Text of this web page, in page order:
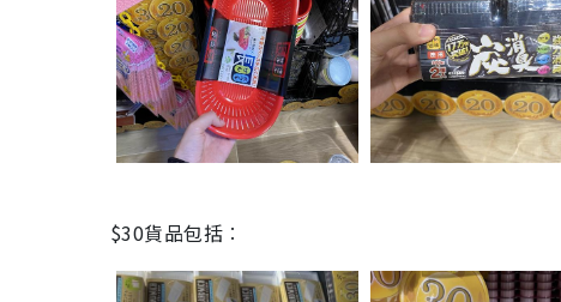
$30貨品包括︰